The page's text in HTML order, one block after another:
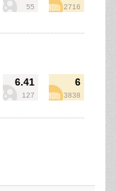
55 2716
6.41
127
6
3838